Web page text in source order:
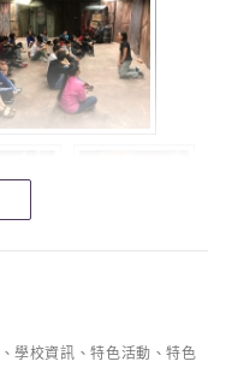
、學校資訊 、特色活動 、特色